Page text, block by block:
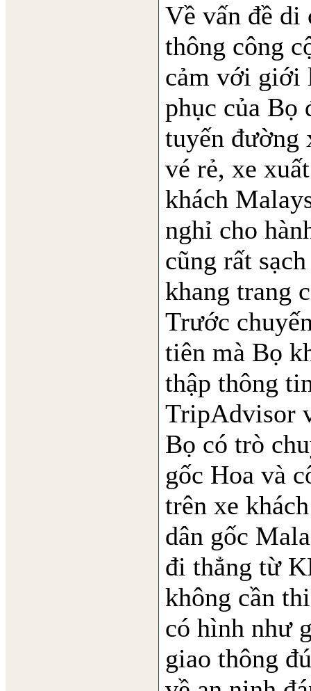
Về vấn đề di
thông công
cảm với giới
phục của Bọ
tuyến đường
vé rẻ, xe
khách
nghỉ cho
cũng rất
khang trang
Trước
tiên mà Bọ
thập thông
TripAdvisor
Bọ có trò
gốc Hoa và
trên xe
dân gốc
đi thẳng từ
không cần
có hình như
giao thông